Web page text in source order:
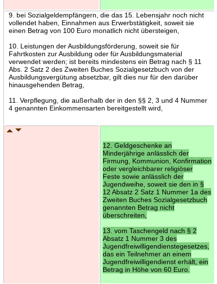
9. bei Sozialgeldempfängern, die das 15. Lebensjahr noch nicht
vollendet haben, Einnahmen aus Erwerbstätigkeit, soweit sie
einen Betrag von 100 Euro monatlich nicht übersteigen,
10. Leistungen der Ausbildungsförderung, soweit sie für
Fahrtkosten zur Ausbildung oder für Ausbildungsmaterial
verwendet werden; ist bereits mindestens ein Betrag nach § 11
Abs. 2 Satz 2 des Zweiten Buches Sozialgesetzbuch von der
Ausbildungsvergütung absetzbar, gilt dies nur für den darüber
hinausgehenden Betrag,
11. Verpflegung, die außerhalb der in den §§ 2, 3 und 4 Nummer
4 genannten Einkommensarten bereitgestellt wird,
12. Geldgeschenke an
Minderjährige anlässlich der
Firmung, Kommunion, Konfirmation
oder vergleichbarer religiöser
Feste sowie anlässlich der
Jugendweihe, soweit sie den in §
12 Absatz 2 Satz 1 Nummer 1a des
Zweiten Buches Sozialgesetzbuch
genannten Betrag nicht
überschreiten,
13. vom Taschengeld nach § 2
Absatz 1 Nummer 3 des
Jugendfreiwilligendienstegesetzes,
das ein Teilnehmer an einem
Jugendfreiwilligendienst erhält, ein
Betrag in Höhe von 60 Euro.